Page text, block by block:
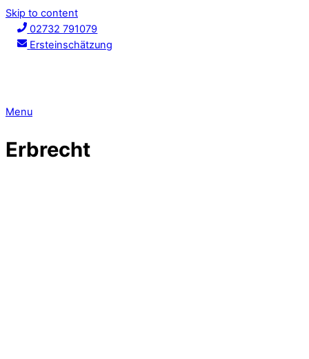
Skip to content
02732 791079
Ersteinschätzung
Menu
Erbrecht